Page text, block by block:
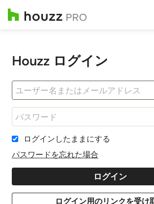
Houzz ログイン
ログインしたままにする
パスワードを忘れた場合